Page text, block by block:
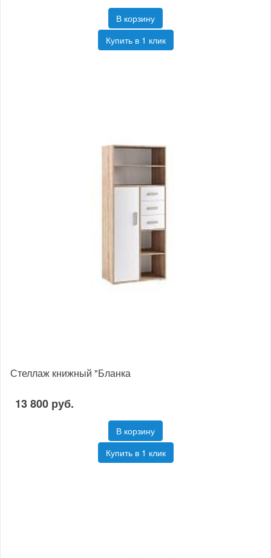
В корзину
Купить в 1 клик
Стеллаж книжный "Бланка
13 800 руб.
В корзину
Купить в 1 клик